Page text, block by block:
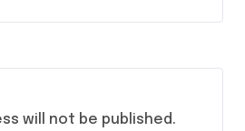
will not be published.